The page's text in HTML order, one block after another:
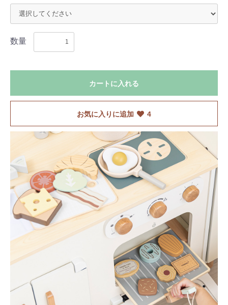
数量
カートに入れる
お気に入りに追加 4